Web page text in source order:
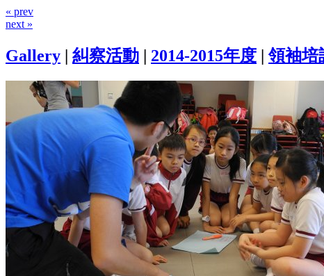
« prev
next »
Gallery | 糾察活動 | 2014-2015年度 |領袖培